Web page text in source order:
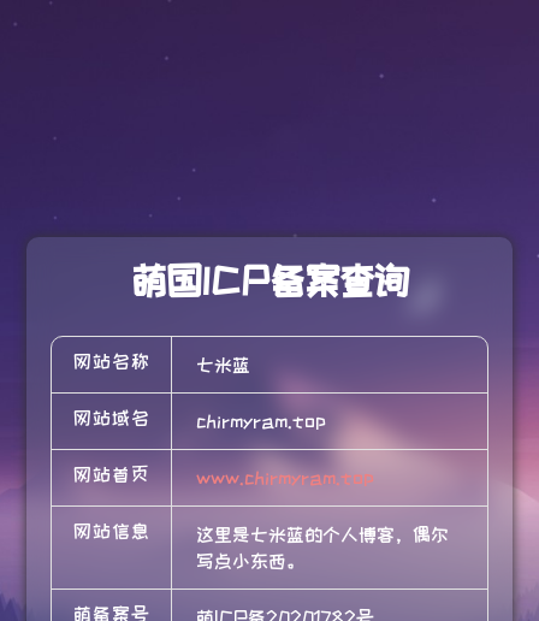
萌国ICP备案查询
网站名称 七米蓝
网站域名 chirmyram.top
网站首页 www.chirmyram.top
网站信息
这里是七米蓝的个人博客，偶尔
写点小东西。
萌备案号